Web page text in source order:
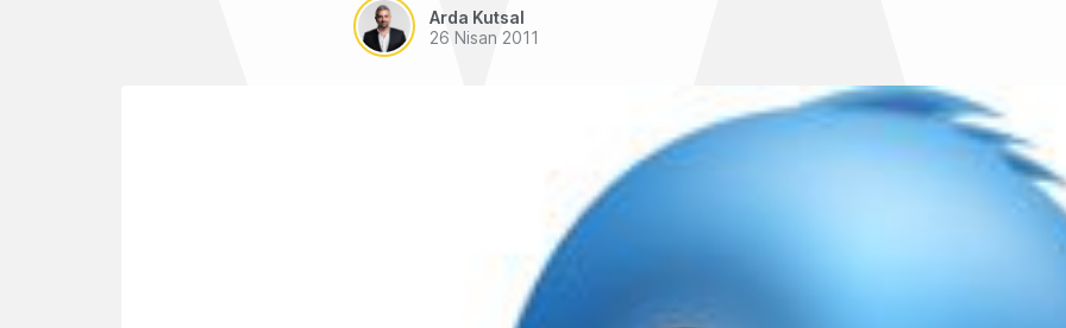
Arda Kutsal
26 Nisan 2011